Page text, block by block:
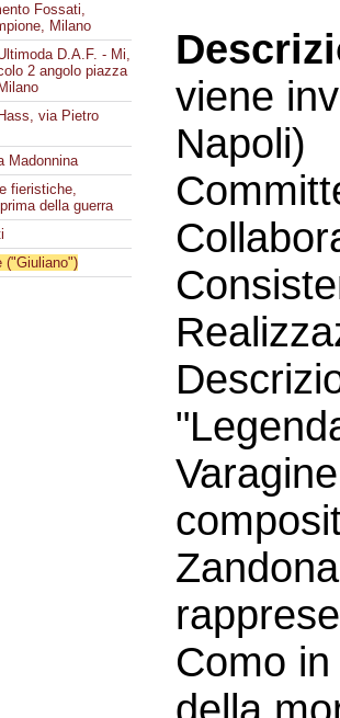
Fossati,
Milano
D.A.F. - Mi,
2 angolo piazza
via Pietro
Madonnina
fieristiche,
della guerra
("Giuliano")
viene
Napoli)
Como